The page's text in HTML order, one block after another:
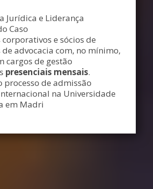
Jurídica e Liderança
Caso
e sócios de
advocacia com, no mínimo,
cargos de gestão
presenciais mensais.
processo de admissão
na Universidade
em Madri